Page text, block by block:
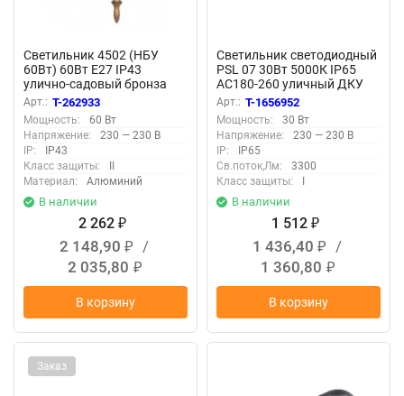
Светильник 4502 (НБУ
60Вт) 60Вт E27 IP43
улично-садовый бронза
Camelion 10530
Арт.: T-262933
Мощность:
60 Вт
Напряжение:
230 — 230 В
IP:
IP43
Класс защиты:
Материал:
Алюминий
В наличии
2 262 ₽
2 148,90 ₽
/
2 035,80 ₽
В корзину
Светильник светодиодный
PSL 07 30Вт 5000К IP65
AC180-260 уличный ДКУ
Pro JazzWay 5041035
Арт.: T-1656952
Мощность:
30 Вт
Напряжение:
230 — 230 В
IP:
IP65
Св.поток,Лм:
3300
Класс защиты:
В наличии
1 512 ₽
1 436,40 ₽
/
1 360,80 ₽
В корзину
Заказ